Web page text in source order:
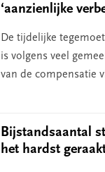
‘aanzienlijke
De tijdelijke
is volgens veel
van de compensatie
Bijstandsaantal
het hardst